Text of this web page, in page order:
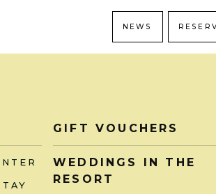
NEWS
GIFT VOUCHERS
WEDDINGS IN THE
RESORT